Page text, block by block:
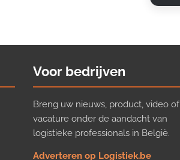
Voor bedrijven
Breng uw nieuws, product, video of
vacature onder de aandacht van
logistieke professionals in België.
Adverteren op Logistiek.be